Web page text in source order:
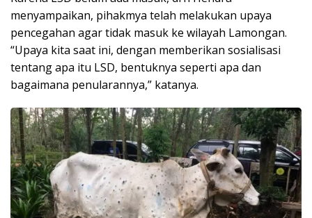
menyampaikan, pihakmya telah melakukan upaya
pencegahan agar tidak masuk ke wilayah Lamongan.
“Upaya kita saat ini, dengan memberikan sosialisasi
tentang apa itu LSD, bentuknya seperti apa dan
bagaimana penularannya,” katanya.